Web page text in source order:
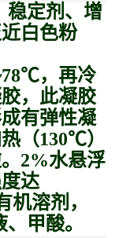
稳定剂、增
白色粉
，再冷
，此凝胶
有弹性凝
（130℃）
2%水悬浮
达
机溶剂，
甲酸。